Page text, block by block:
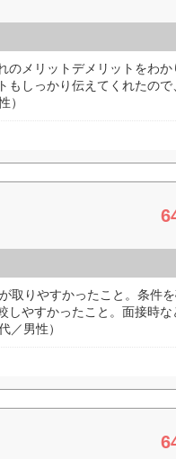
のメリットデメリットをわか
もしっかり伝えてくれたので
）
取りやすかったこと。条件
しやすかったこと。面接時
／男性）